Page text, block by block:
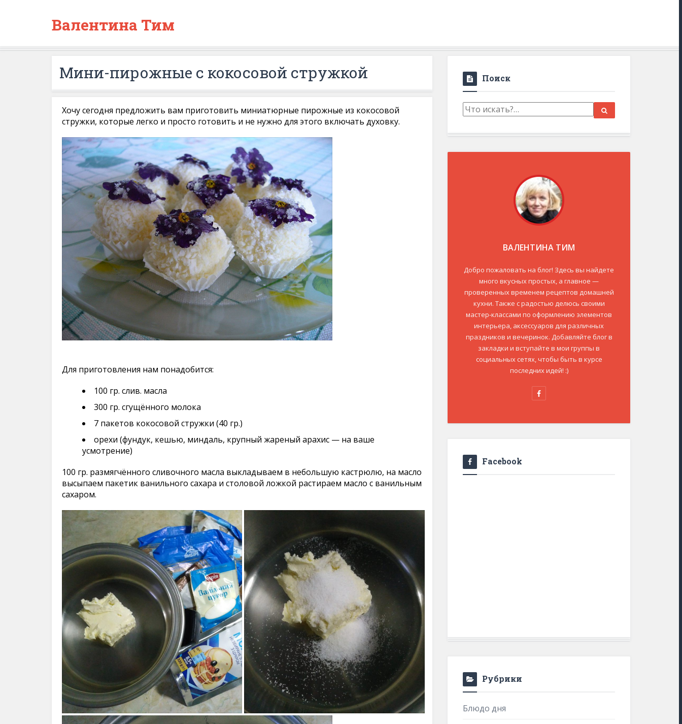
Валентина Тим
Мини-пирожные с кокосовой стружкой
Хочу сегодня предложить вам приготовить миниатюрные пирожные из кокосовой
стружки, которые легко и просто готовить и не нужно для этого включать духовку.
Для приготовления нам понадобится:
100 гр. слив. масла
300 гр. сгущённого молока
7 пакетов кокосовой стружки (40 гр.)
орехи (фундук, кешью, миндаль, крупный жареный арахис — на ваше
усмотрение)
100 гр. размягчённого сливочного масла выкладываем в небольшую кастрюлю, на масло
высыпаем пакетик ванильного сахара и столовой ложкой растираем масло с ванильным
сахаром.
Поиск
ВАЛЕНТИНА ТИМ
Добро пожаловать на блог! Здесь вы найдете
много вкусных простых, а главное —
проверенных временем рецептов домашней
кухни. Также с радостью делюсь своими
мастер-классами по оформлению элементов
интерьера, аксессуаров для различных
праздников и вечеринок. Добавляйте блог в
закладки и вступайте в мои группы в
социальных сетях, чтобы быть в курсе
последних идей! :)
Facebook
Рубрики
Блюдо дня